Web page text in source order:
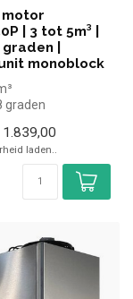
motor
| 3 tot 5m³ |
|
monoblock
graden
1.839,00
laden..